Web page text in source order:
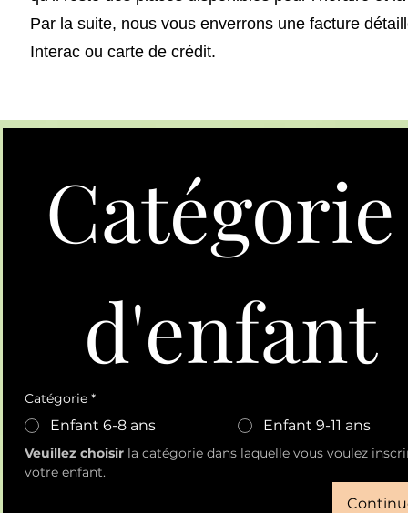
Par la suite, nous vous enverrons une facture
Interac ou carte de crédit.
Catégorie
d'enfant
Catégorie *
Enfant 6-8 ans Enfant 9-11 ans
Veuillez choisir la catégorie dans laquelle vous voulez
votre enfant.